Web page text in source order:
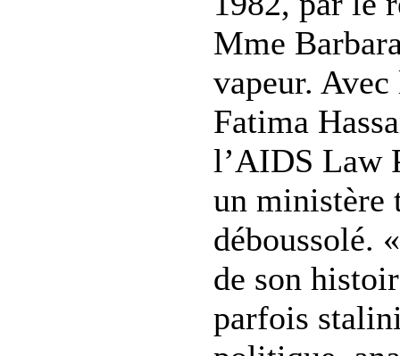
Mme
vapeur.
Fatima
l’AIDS Law
un ministère
déboussolé.
de son
parfois